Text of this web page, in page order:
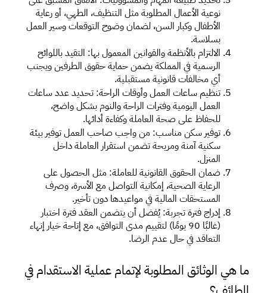
نوعية الأعمال المطلوبة مثل التنظيف، الطهي، أو رعاية
الأطفال وكبار السن، لضمان وضوح التوقعات وسير العمل
بسلاسة.
الالتزام بالأنظمة والقوانين المعمول بها: التقيد باللوائح
الرسمية في المملكة يضمن حماية حقوق الطرفين ويجنب
أي مخالفات قانونية مستقبلية.
تنظيم ساعات العمل وأوقات الراحة: تحديد عدد ساعات
للحفاظ على صحة العاملة وكفاءة أدائها.
توفير سكن مناسب: من واجب صاحب العمل توفير بيئة
سكنية آمنة ومريحة تضمن استقرار العاملة داخل
المنزل.
ضمان الحقوق القانونية للعاملة: مثل الحصول على
الرعاية الصحية، إمكانية التواصل مع الأسرة، وصرف
المستحقات المالية في مواعيدها دون تأخير.
إدراج فترة تجربة: يُفضل أن يتضمن العقد فترة اختبار
(غالبًا 90 يومًا) لتقييم مدى التوافق، مع إتاحة خيار إنهاء
التعاقد في حال عدم الرضا.
ما هي الوثائق المطلوبة لإتمام عملية الاستقدام في